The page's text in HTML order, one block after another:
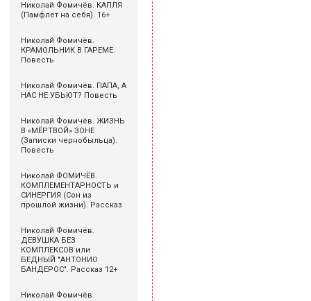
Николай Фомичёв. КАПЛЯ
(Памфлет на себя). 16+
Николай Фомичёв.
КРАМОЛЬНИК В ГАРЕМЕ.
Повесть
Николай Фомичёв. ПАПА, А
НАС НЕ УБЬЮТ? Повесть
Николай Фомичёв. ЖИЗНЬ
В «МЁРТВОЙ» ЗОНЕ
(Записки чернобыльца).
Повесть
Николай ФОМИЧЁВ.
КОМПЛЕМЕНТАРНОСТЬ и
СИНЕРГИЯ (Сон из
прошлой жизни). Рассказ
Николай Фомичёв.
ДЕВУШКА БЕЗ
КОМПЛЕКСОВ или
БЕДНЫЙ "АНТОНИО
БАНДЕРОС". Рассказ 12+
Николай Фомичёв.